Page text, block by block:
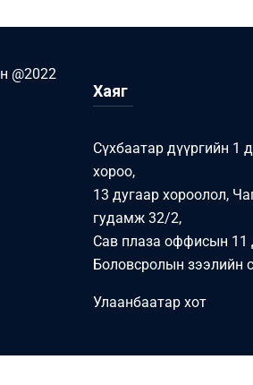
@2022
Хаяг
Сүхбаатар дүүргийн 1
хороо,
13 дугаар хороолол,
гудамж 32/2,
Сав плаза оффисын 11
Боловсролын зээлийн
Улаанбаатар хот